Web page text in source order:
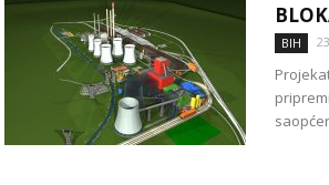
BIH